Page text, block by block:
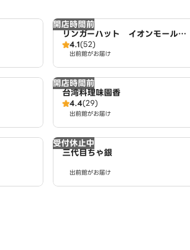
開店時間前
リンガーハット イオンモール大
高店
4.1(52)
出前館がお届け
開店時間前
台湾料理味園香
4.4(29)
出前館がお届け
受付休止中
三代目ちゃ銀
出前館がお届け